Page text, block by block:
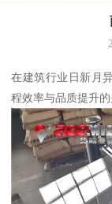
在建筑行业日新月
程效率与品质提升的